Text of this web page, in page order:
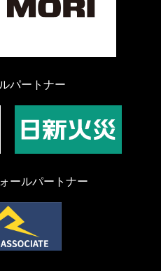
パートナー
ールパートナー